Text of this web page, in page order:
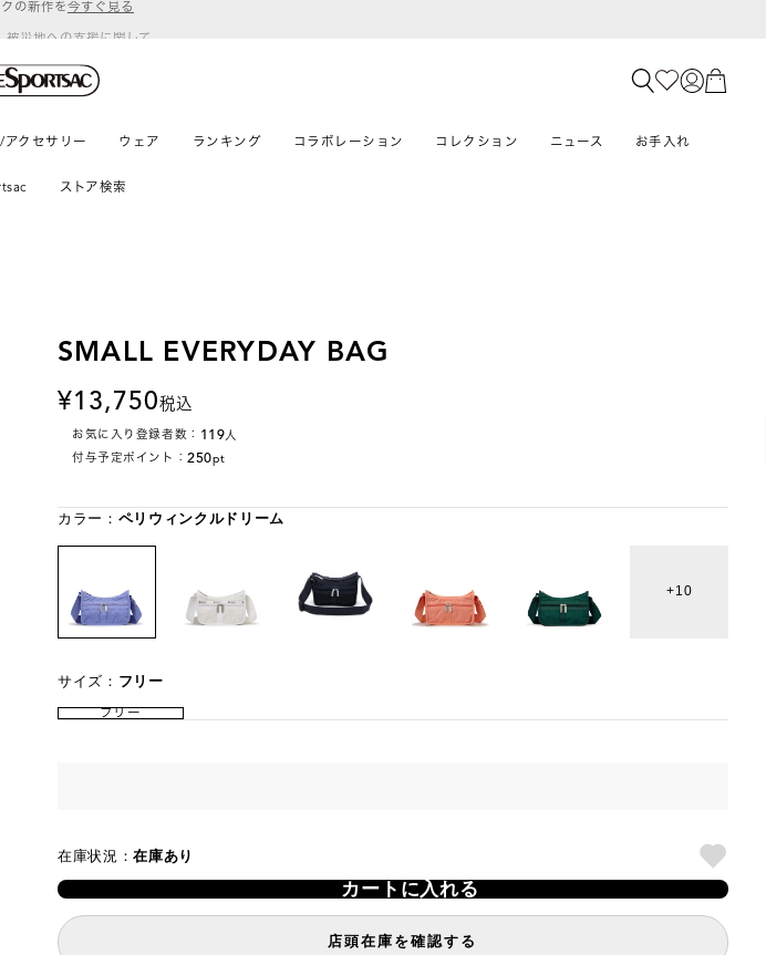
アクセサリー ウェア ランキング コラボレーション コレクション ニュース お手入れ
ストア検索
SMALL EVERYDAY BAG
13,750税込
お気に入り登録者数： 119人
付与予定ポイント：250pt
カラー： ペリウィンクルドリーム
10
サイズ： フリー
フリー
在庫状況：在庫あり
カートに入れる
店頭在庫を確認する